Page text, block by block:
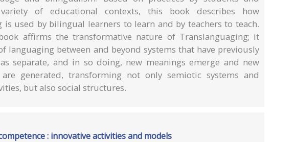
of educational contexts, this book describes how
is used by bilingual learners to learn and by teachers to teach.
affirms the transformative nature of Translanguaging; it
languaging between and beyond systems that have previously
separate, and in so doing, new meanings emerge and new
are generated, transforming not only semiotic systems and
but also social structures.
: innovative activities and models